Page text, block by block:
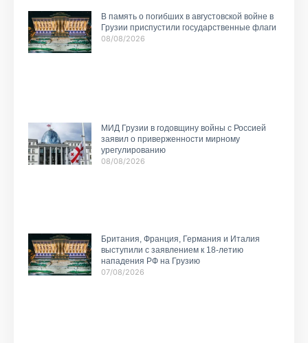
В память о погибших в августовской войне в
Грузии приспустили государственные флаги
08/08/2026
МИД Грузии в годовщину войны с Россией
заявил о приверженности мирному
урегулированию
08/08/2026
Британия, Франция, Германия и Италия
выступили с заявлением к 18-летию
нападения РФ на Грузию
07/08/2026